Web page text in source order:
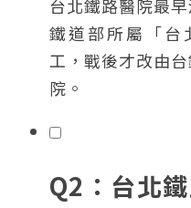
台北鐵路醫院最
鐵道部所屬「台
工，戰後才改由
院。
Q2：台北